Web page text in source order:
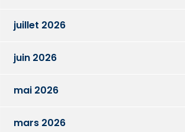
juillet 2026
juin 2026
mai 2026
mars 2026